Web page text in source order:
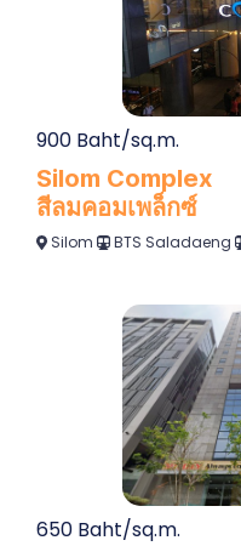
900 Baht/sq.m.
Silom Complex
สีลมคอมเพล็กซ์
Silom BTS Saladaeng
650 Baht/sq.m.